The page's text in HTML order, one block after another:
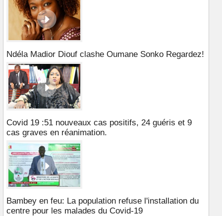
Ndéla Madior Diouf clashe Oumane Sonko Regardez!
Covid 19 :51 nouveaux cas positifs, 24 guéris et 9
cas graves en réanimation.
Bambey en feu: La population refuse l'installation du
centre pour les malades du Covid-19